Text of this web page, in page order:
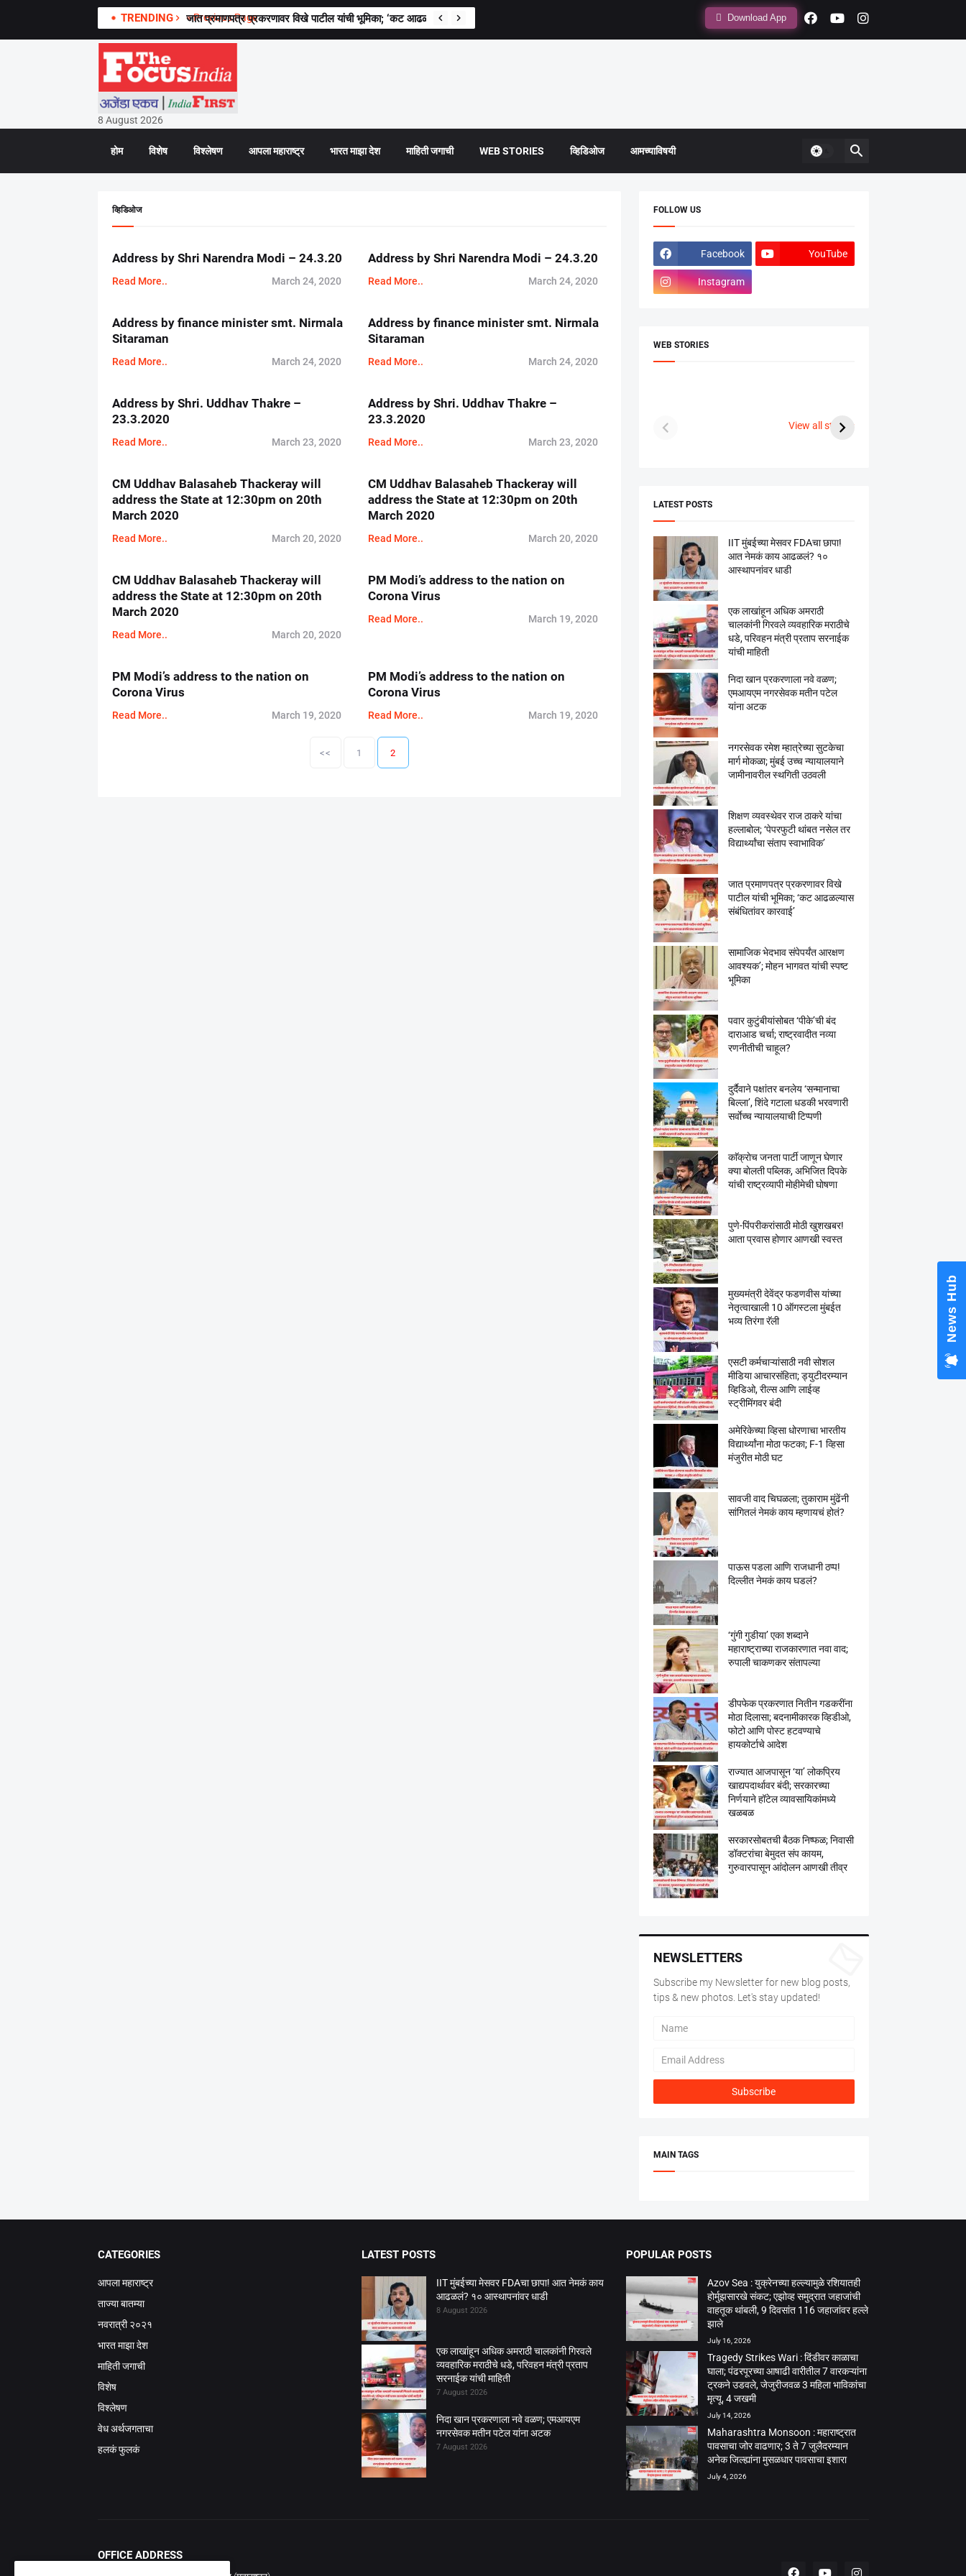
TRENDING « Previous Page
जात प्रमाणपत्र प्रकरणावर विखे पाटील यांची भूमिका; ‘कट आढळल्यास संबंधितांवर कारवाई’ Download App
8 August 2026
होम विशेष विश्लेषण आपला महाराष्ट्र भारत माझा देश माहिती जगाची WEB STORIES व्हिडिओज आमच्याविषयी
व्हिडिओज
Address by Shri Narendra Modi – 24.3.20
Read More.. March 24, 2020
Address by Shri Narendra Modi – 24.3.20
Read More.. March 24, 2020
Address by finance minister smt. Nirmala
Sitaraman
Read More.. March 24, 2020
Address by finance minister smt. Nirmala
Sitaraman
Read More.. March 24, 2020
Address by Shri. Uddhav Thakre –
23.3.2020
Read More.. March 23, 2020
Address by Shri. Uddhav Thakre –
23.3.2020
Read More.. March 23, 2020
CM Uddhav Balasaheb Thackeray will
address the State at 12:30pm on 20th
March 2020
Read More.. March 20, 2020
CM Uddhav Balasaheb Thackeray will
address the State at 12:30pm on 20th
March 2020
Read More.. March 20, 2020
CM Uddhav Balasaheb Thackeray will
address the State at 12:30pm on 20th
March 2020
Read More.. March 20, 2020
PM Modi’s address to the nation on
Corona Virus
Read More.. March 19, 2020
PM Modi’s address to the nation on
Corona Virus
Read More.. March 19, 2020
PM Modi’s address to the nation on
Corona Virus
Read More.. March 19, 2020
<< 1 2
FOLLOW US
Facebook YouTube
Instagram
WEB STORIES
View all stories
पूजा सावंत ने गुपचूप
उरकला साखरपुडा.
2023
LATEST POSTS
IIT मुंबईच्या मेसवर FDAचा छापा!
आत नेमकं काय आढळलं? १०
आस्थापनांवर धाडी
एक लाखांहून अधिक अमराठी
चालकांनी गिरवले व्यवहारिक मराठीचे
धडे, परिवहन मंत्री प्रताप सरनाईक
यांची माहिती
निदा खान प्रकरणाला नवे वळण;
एमआयएम नगरसेवक मतीन पटेल
यांना अटक
नगरसेवक रमेश म्हात्रेच्या सुटकेचा
मार्ग मोकळा; मुंबई उच्च न्यायालयाने
जामीनावरील स्थगिती उठवली
शिक्षण व्यवस्थेवर राज ठाकरे यांचा
हल्लाबोल; ‘पेपरफुटी थांबत नसेल तर
विद्यार्थ्यांचा संताप स्वाभाविक’
जात प्रमाणपत्र प्रकरणावर विखे
पाटील यांची भूमिका; ‘कट आढळल्यास
संबंधितांवर कारवाई’
सामाजिक भेदभाव संपेपर्यंत आरक्षण
आवश्यक’; मोहन भागवत यांची स्पष्ट
भूमिका
पवार कुटुंबीयांसोबत ‘पीके’ची बंद
दाराआड चर्चा; राष्ट्रवादीत नव्या
रणनीतीची चाहूल?
दुर्दैवाने पक्षांतर बनलेय ‘सन्मानाचा
बिल्ला’, शिंदे गटाला धडकी भरवणारी
सर्वाेच्च न्यायालयाची टिप्पणी
काॅक्राेच जनता पार्टी जाणून घेणार
क्या बाेलती पब्लिक, अभिजित दिपके
यांची राष्ट्रव्यापी माेहीमेची घाेषणा
पुणे-पिंपरीकरांसाठी मोठी खुशखबर!
आता प्रवास होणार आणखी स्वस्त
मुख्यमंत्री देवेंद्र फडणवीस यांच्या
नेतृत्वाखाली 10 ऑगस्टला मुंबईत
भव्य तिरंगा रॅली
एसटी कर्मचाऱ्यांसाठी नवी सोशल
मीडिया आचारसंहिता; ड्युटीदरम्यान
व्हिडिओ, रील्स आणि लाईव्ह
स्ट्रीमिंगवर बंदी
अमेरिकेच्या व्हिसा धोरणाचा भारतीय
विद्यार्थ्यांना मोठा फटका; F-1 व्हिसा
मंजुरीत मोठी घट
सावजी वाद चिघळला; तुकाराम मुंढेंनी
सांगितलं नेमकं काय म्हणायचं होतं?
पाऊस पडला आणि राजधानी ठप्प!
दिल्लीत नेमकं काय घडलं?
‘गुंगी गुडीया’ एका शब्दाने
महाराष्ट्राच्या राजकारणात नवा वाद;
रुपाली चाकणकर संतापल्या
डीपफेक प्रकरणात नितीन गडकरींना
मोठा दिलासा; बदनामीकारक व्हिडीओ,
फोटो आणि पोस्ट हटवण्याचे
हायकोर्टाचे आदेश
राज्यात आजपासून ‘या’ लोकप्रिय
खाद्यपदार्थावर बंदी; सरकारच्या
निर्णयाने हॉटेल व्यावसायिकांमध्ये
खळबळ
सरकारसोबतची बैठक निष्फळ; निवासी
डॉक्टरांचा बेमुदत संप कायम,
गुरुवारपासून आंदोलन आणखी तीव्र
NEWSLETTERS
Subscribe my Newsletter for new blog posts,
tips & new photos. Let's stay updated!
MAIN TAGS
CATEGORIES
आपला महाराष्ट्र
ताज्या बातम्या
नवरात्री २०२१
भारत माझा देश
माहिती जगाची
विशेष
विश्लेषण
वेध अर्थजगताचा
हलकं फुलकं
LATEST POSTS
IIT मुंबईच्या मेसवर FDAचा छापा! आत नेमकं काय
आढळलं? १० आस्थापनांवर धाडी
8 August 2026
एक लाखांहून अधिक अमराठी चालकांनी गिरवले
व्यवहारिक मराठीचे धडे, परिवहन मंत्री प्रताप
सरनाईक यांची माहिती
7 August 2026
निदा खान प्रकरणाला नवे वळण; एमआयएम
नगरसेवक मतीन पटेल यांना अटक
7 August 2026
POPULAR POSTS
Azov Sea : युक्रेनच्या हल्ल्यामुळे रशियातही
होर्मुझसारखे संकट; एझोव्ह समुद्रात जहाजांची
वाहतूक थांबली, 9 दिवसांत 116 जहाजांवर हल्ले
झाले
July 16, 2026
Tragedy Strikes Wari : दिंडीवर काळाचा
घाला; पंढरपूरच्या आषाढी वारीतील 7 वारकऱ्यांना
ट्रकने उडवले, जेजुरीजवळ 3 महिला भाविकांचा
मृत्यू, 4 जखमी
July 14, 2026
Maharashtra Monsoon : महाराष्ट्रात
पावसाचा जोर वाढणार; 3 ते 7 जुलैदरम्यान
अनेक जिल्ह्यांना मुसळधार पावसाचा इशारा
July 4, 2026
OFFICE ADDRESS
News Hub